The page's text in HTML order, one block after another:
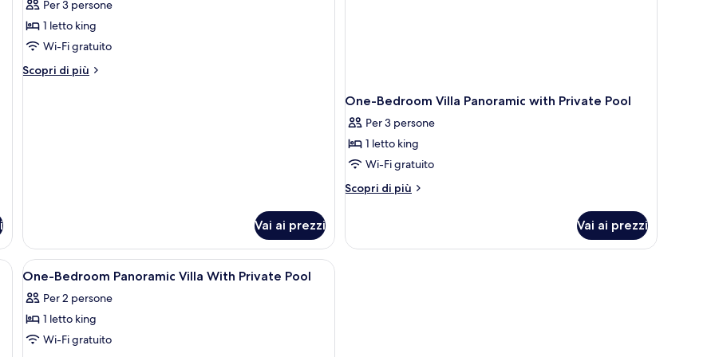
One
bedroom
villa
with
private
Per 3 persone
1 letto king
Wi-Fi gratuito
Scopri di più
Altri
Vai ai prezzi
One-Bedroom Villa Panoramic with Private Pool
Per 3 persone
1 letto king
Wi-Fi gratuito
Scopri di più
Altri
Bedroom
Vai ai prezzi
Apri
tutte
le
foto
per
Una camera d'hotel moderna con un letto grande, una televisione e vista sulla città.
6
One-Bedroom Panoramic Villa With Private Pool
Per 2 persone
1 letto king
Wi-Fi gratuito